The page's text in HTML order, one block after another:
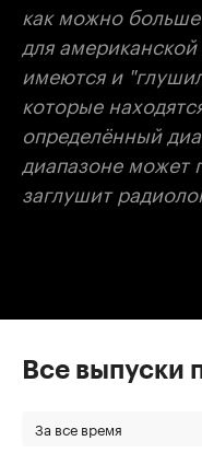
как можно
для
имеются и
которые
определённый
диапазоне может
заглушит
Все выпуски
За все время